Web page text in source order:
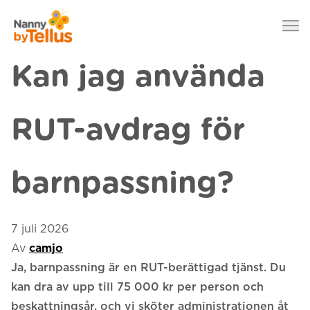
Nanny by Tellus
Kan jag använda
RUT-avdrag för
barnpassning?
7 juli 2026
Av camjo
Ja, barnpassning är en RUT-berättigad tjänst. Du
kan dra av upp till 75 000 kr per person och
beskattningsår, och vi sköter administrationen åt